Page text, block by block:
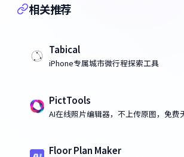
相关推荐
Tabical
iPhone专属城市微行程探索工具
PictTools
AI在线照片编辑器，不上传原图，免费
Floor Plan Maker